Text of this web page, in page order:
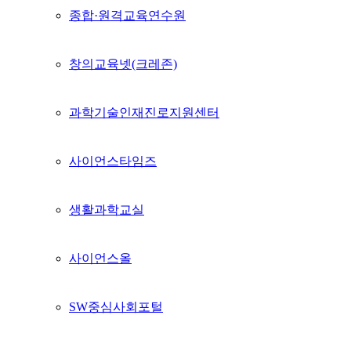
종합·원격교육연수원
창의교육넷(크레존)
과학기술인재진로지원센터
사이언스타임즈
생활과학교실
사이언스올
SW중심사회포털